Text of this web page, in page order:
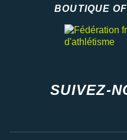
BOUTIQUE
SUIVEZ-